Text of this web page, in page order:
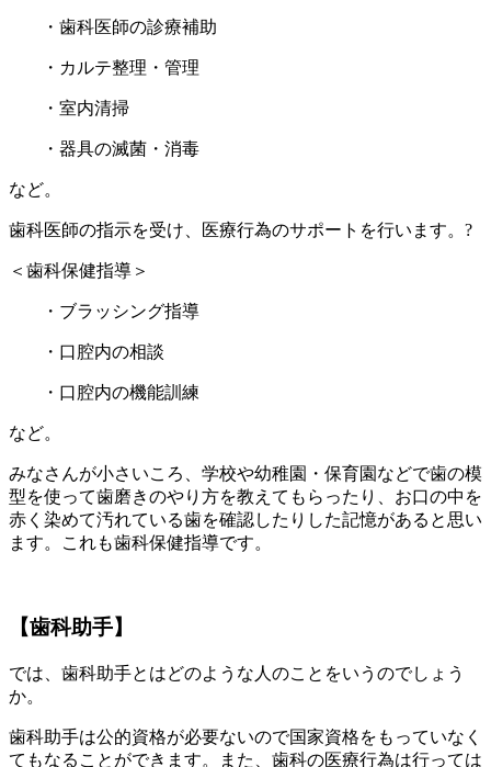
・歯科医師の診療補助
・カルテ整理・管理
・室内清掃
・器具の滅菌・消毒
など。
歯科医師の指示を受け、医療行為のサポートを行います。?
＜歯科保健指導＞
・ブラッシング指導
・口腔内の相談
・口腔内の機能訓練
など。
みなさんが小さいころ、学校や幼稚園・保育園などで歯の模
型を使って歯磨きのやり方を教えてもらったり、お口の中を
赤く染めて汚れている歯を確認したりした記憶があると思い
ます。これも歯科保健指導です。
【歯科助手】
では、歯科助手とはどのような人のことをいうのでしょう
か。
歯科助手は公的資格が必要ないので国家資格をもっていなく
てもなることができます。また、歯科の医療行為は行っては